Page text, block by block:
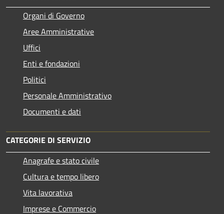
Organi di Governo
Aree Amministrative
Uffici
Enti e fondazioni
Politici
Personale Amministrativo
Documenti e dati
CATEGORIE DI SERVIZIO
Anagrafe e stato civile
Cultura e tempo libero
Vita lavorativa
Imprese e Commercio